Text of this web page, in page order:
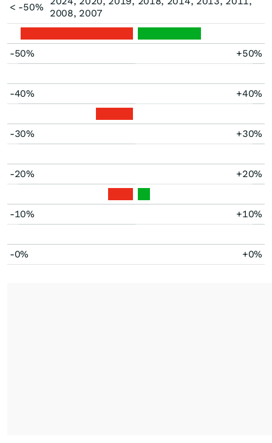
< -50%
2008, 2007
-50% +50%
-40% +40%
-30% +30%
-20% +20%
-10% +10%
-0% +0%